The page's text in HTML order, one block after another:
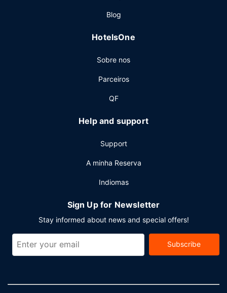
Blog
HotelsOne
Sobre nos
Parceiros
QF
Help and support
Support
A minha Reserva
Indiomas
Sign Up for Newsletter
Stay informed about news and special offers!
Subscribe